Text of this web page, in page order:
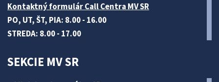
Kontaktný formulár Call Centra MV SR
PO, UT, ŠT, PIA: 8.00 - 16.00
STREDA: 8.00 - 17.00
SEKCIE MV SR